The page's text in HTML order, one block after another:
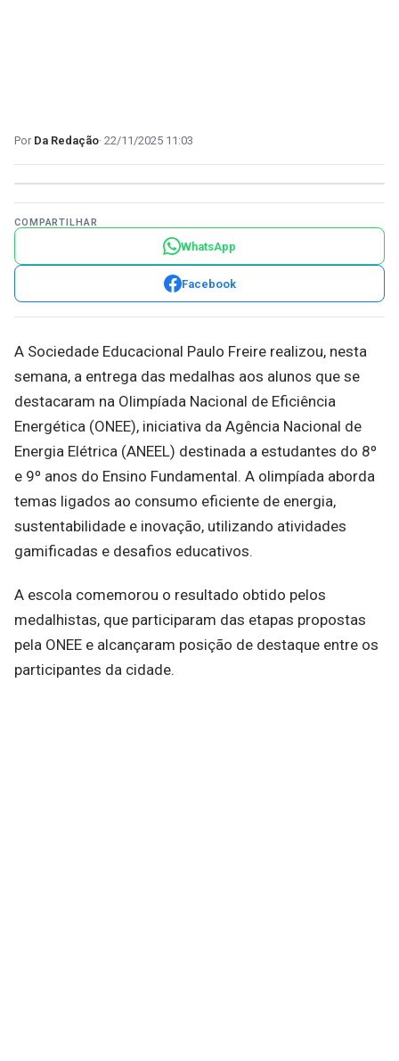
Da Redação 22/11/2025 11:03
COMPARTILHAR
WhatsApp
Facebook
A Sociedade Educacional Paulo Freire realizou, nesta
semana, a entrega das medalhas aos alunos que se
destacaram na Olimpíada Nacional de Eficiência
Energética (ONEE), iniciativa da Agência Nacional de
Energia Elétrica (ANEEL) destinada a estudantes do 8º
e 9º anos do Ensino Fundamental. A olimpíada aborda
temas ligados ao consumo eficiente de energia,
sustentabilidade e inovação, utilizando atividades
gamificadas e desafios educativos.
A escola comemorou o resultado obtido pelos
medalhistas, que participaram das etapas propostas
pela ONEE e alcançaram posição de destaque entre os
participantes da cidade.